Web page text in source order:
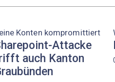
Konten kompromittiert
Attacke
auch Kanton